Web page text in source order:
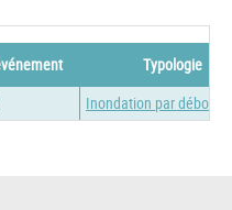
Typologie
Inondation par